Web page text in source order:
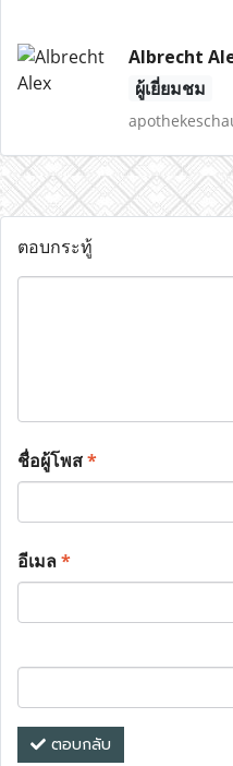
Albrecht
ผู้เยี่ยมชม
ตอบกระทู้
ชื่อผู้โพส*
อีเมล*
ตอบกลับ